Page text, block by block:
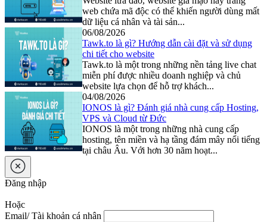
web chứa mã độc có thể khiến người dùng mất
dữ liệu cá nhân và tài sản...
06/08/2026
Tawk.to là gì? Hướng dẫn cài đặt và sử dụng
chi tiết cho website
Tawk.to là một trong những nền tảng live chat
miễn phí được nhiều doanh nghiệp và chủ
website lựa chọn để hỗ trợ khách...
04/08/2026
IONOS là gì? Đánh giá nhà cung cấp Hosting,
VPS và Cloud từ Đức
IONOS là một trong những nhà cung cấp
hosting, tên miền và hạ tầng đám mây nổi tiếng
tại châu Âu. Với hơn 30 năm hoạt...
Đăng nhập
Hoặc
Email/ Tài khoản cá nhân